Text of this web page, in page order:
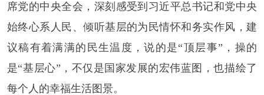
席党的中央全会，深刻感受到习近平总书记和党中央
始终心系人民、倾听基层的为民情怀和务实作风，建
议稿有着满满的民生温度，说的是“顶层事”，操的
是“基层心”，不仅是国家发展的宏伟蓝图，也描绘了
每个人的幸福生活图景。